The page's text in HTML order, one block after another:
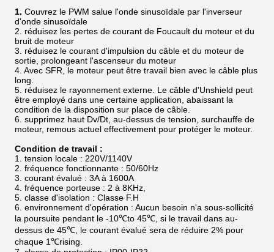
1. Couvrez le PWM salue l'onde sinusoïdale par l'inverseur
d'onde sinusoïdale
2. réduisez les pertes de courant de Foucault du moteur et du
bruit de moteur
3. réduisez le courant d'impulsion du câble et du moteur de
sortie, prolongeant l'ascenseur du moteur
4. Avec SFR, le moteur peut être travail bien avec le câble plus
long.
5. réduisez le rayonnement externe. Le câble d'Unshield peut
être employé dans une certaine application, abaissant la
condition de la disposition sur place de câble.
6. supprimez haut Dv/Dt, au-dessus de tension, surchauffe de
moteur, remous actuel effectivement pour protéger le moteur.
Condition de travail :
1. tension locale : 220V/1140V
2. fréquence fonctionnante : 50/60Hz
3. courant évalué : 3A à 1600A
4. fréquence porteuse : 2 à 8KHz,
5. classe d'isolation : Classe F.H
6. environnement d'opération : Aucun besoin n'a sous-sollicité
la poursuite pendant le -10℃to 45℃, si le travail dans au-
dessus de 45℃, le courant évalué sera de réduire 2% pour
chaque 1℃rising.